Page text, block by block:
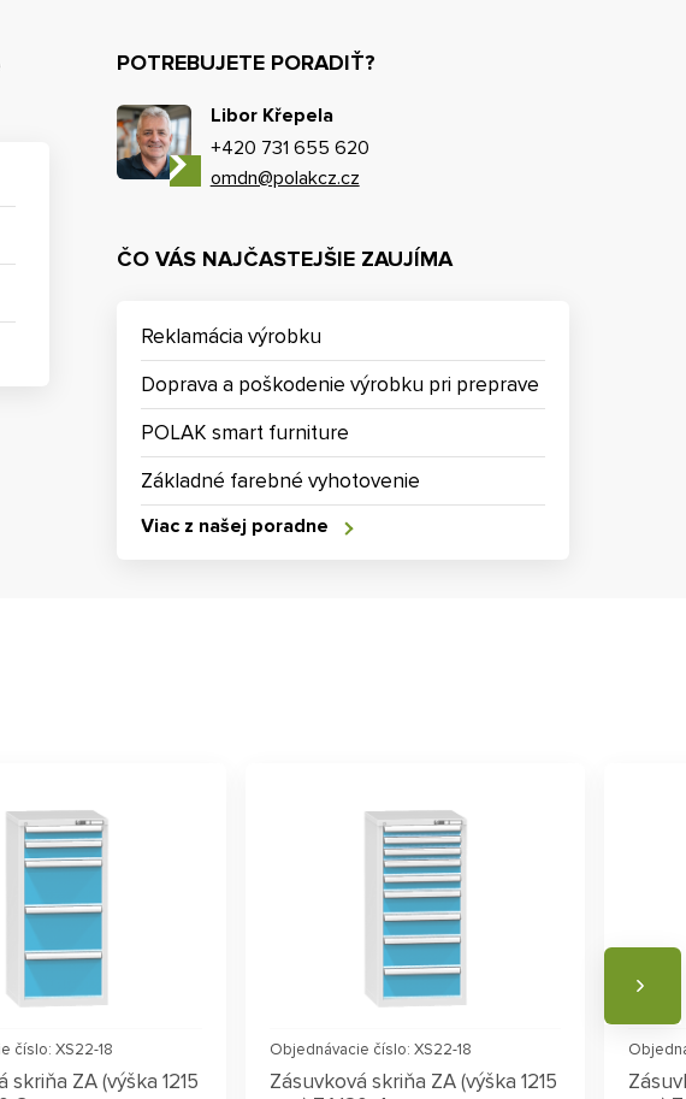
POTREBUJETE PORADIŤ?
Libor Křepela
+420 731 655 620
omdn@polakcz.cz
ČO VÁS NAJČASTEJŠIE ZAUJÍMA
Reklamácia výrobku
Doprava a poškodenie výrobku pri preprave
POLAK smart furniture
Základné farebné vyhotovenie
Viac z našej poradne
číslo: XS22-18
skriňa ZA (výška 1215
Objednávacie číslo: XS22-18
Zásuvková skriňa ZA (výška 1215